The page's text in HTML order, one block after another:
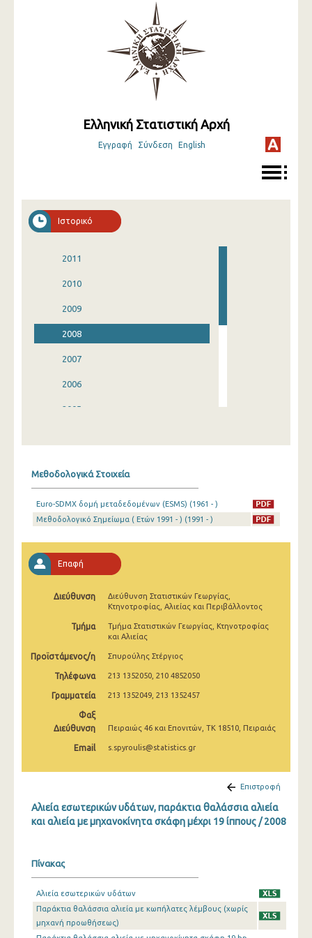
Ελληνική Στατιστική Αρχή
Εγγραφή Σύνδεση English
Ιστορικό
2011
2010
2009
2008
2007
2006
2005
2001
1961
Μεθοδολογικά Στοιχεία
Euro-SDMX δομή μεταδεδομένων (ESMS) (1961 - )
Μεθοδολογικό Σημείωμα ( Ετών 1991 - ) (1991 - )
Επαφή
Διεύθυνση
Διεύθυνση Στατιστικών Γεωργίας,
Κτηνοτροφίας, Αλιείας και Περιβάλλοντος
Τμήμα
Τμήμα Στατιστικών Γεωργίας, Κτηνοτροφίας
και Αλιείας
Προϊστάμενος/η Σπυρούλης Στέργιος
Τηλέφωνα 213 1352050, 210 4852050
Γραμματεία 213 1352049, 213 1352457
Φαξ
Διεύθυνση
Πειραιώς 46 και Επονιτών, ΤΚ 18510, Πειραιάς
Email s.spyroulis@statistics.gr
Επιστροφή
Αλιεία εσωτερικών υδάτων, παράκτια θαλάσσια αλιεία
και αλιεία με μηχανοκίνητα σκάφη μέχρι 19 ίππους / 2008
Πίνακας
Αλιεία εσωτερικών υδάτων
Παράκτια θαλάσσια αλιεία με κωπήλατες λέμβους (χωρίς
μηχανή προωθήσεως)